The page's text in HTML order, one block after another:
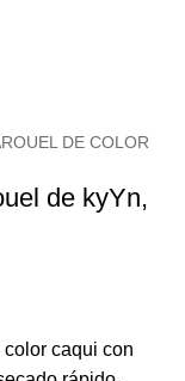
DE COLOR
de kyYn,
caqui con